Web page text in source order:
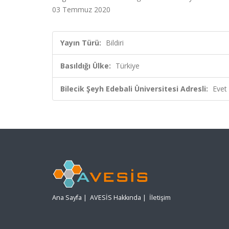
03 Temmuz 2020
Yayın Türü: Bildiri
Basıldığı Ülke: Türkiye
Bilecik Şeyh Edebali Üniversitesi Adresli: Evet
Ana Sayfa | AVESİS Hakkında | İletişim